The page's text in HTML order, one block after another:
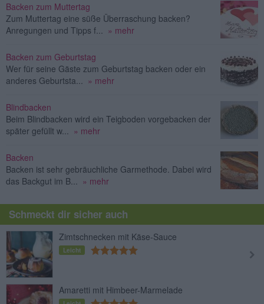
Backen zum Muttertag
Zum Muttertag eine süße Überraschung backen?
Anregungen und Tipps f... » mehr
Backen zum Geburtstag
Wer für seine Gäste zum Geburtstag backen oder ein
anderes Geburtsta... » mehr
Blindbacken
Beim Blindbacken wird ein Teigboden vorgebacken der
später gefüllt w... » mehr
Backen
Backen ist sehr gebräuchliche Garmethode. Dabei wird
das Backgut im B... » mehr
Schmeckt dir sicher auch
Zimtschnecken mit Käse-Sauce
Leicht
Amaretti mit Himbeer-Marmelade